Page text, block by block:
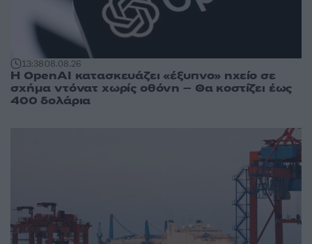
13:3808.08.26
Η OpenAI κατασκευάζει «έξυπνο» ηχείο σε
σχήμα ντόνατ χωρίς οθόνη – Θα κοστίζει έως
400 δολάρια